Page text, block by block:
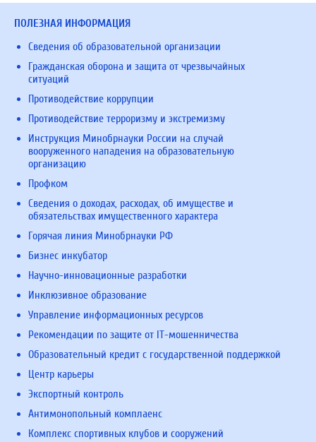
ПОЛЕЗНАЯ ИНФОРМАЦИЯ
Сведения об образовательной организации
Гражданская оборона и защита от чрезвычайных
ситуаций
Противодействие коррупции
Противодействие терроризму и экстремизму
Инструкция Минобрнауки России на случай
вооруженного нападения на образовательную
организацию
Профком
Сведения о доходах, расходах, об имуществе и
обязательствах имущественного характера
Горячая линия Минобрнауки РФ
Бизнес инкубатор
Научно-инновационные разработки
Инклюзивное образование
Управление информационных ресурсов
Рекомендации по защите от IT-мошенничества
Образовательный кредит с государственной поддержкой
Центр карьеры
Экспортный контроль
Антимонопольный комплаенс
Комплекс спортивных клубов и сооружений